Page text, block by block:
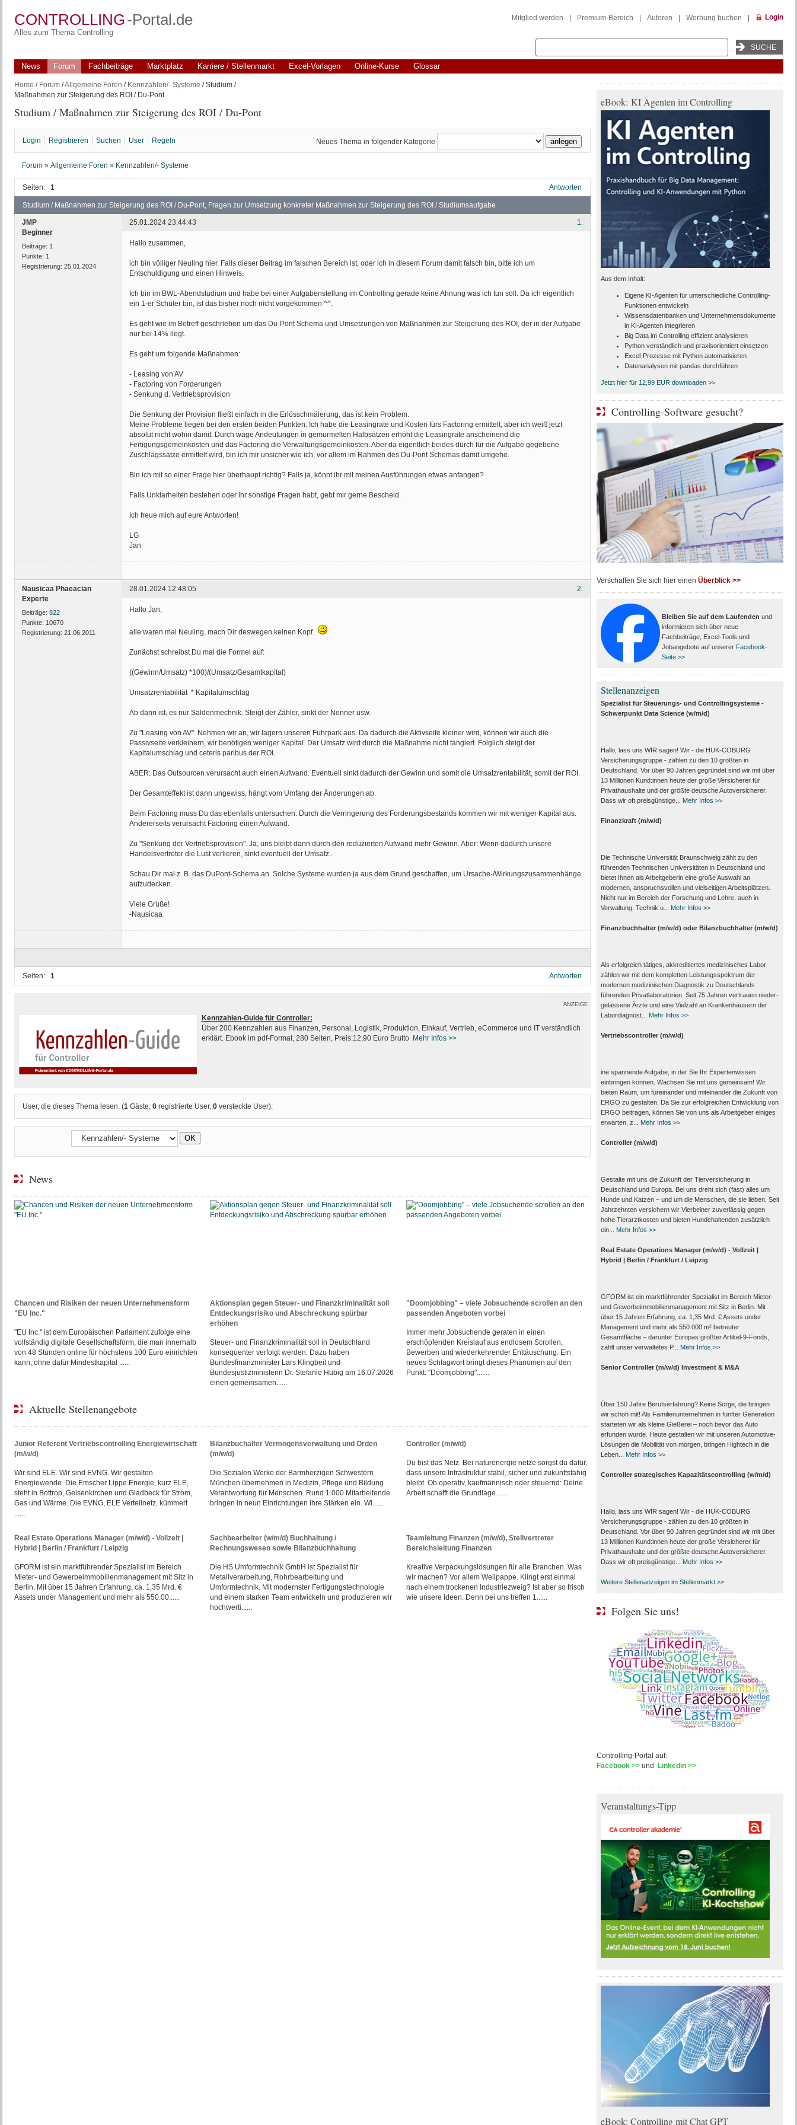
CONTROLLING-Portal.de
Alles zum Thema Controlling
Mitglied werden Premium-Bereich Autoren Werbung buchen Login
News Forum Fachbeiträge Marktplatz Karriere / Stellenmarkt Excel-Vorlagen Online-Kurse Glossar
Home / Forum/Allgemeine Foren / Kennzahlen/- Systeme / Studium /
Maßnahmen zur Steigerung des ROI / Du-Pont
Studium / Maßnahmen zur Steigerung des ROI / Du-Pont
Login Registrieren Suchen User Regeln Neues Thema in folgender Kategorie
Forum » Allgemeine Foren » Kennzahlen/- Systeme
Seiten: 1 Antworten
Studium / Maßnahmen zur Steigerung des ROI / Du-Pont, Fragen zur Umsetzung konkreter Maßnahmen zur Steigerung des ROI / Studiumsaufgabe
JMP
Beginner
Beiträge: 1
Punkte: 1
Registrierung: 25.01.2024
1.
25.01.2024 23:44:43
Hallo zusammen,
ich bin völliger Neuling hier. Falls dieser Beitrag im falschen Bereich ist, oder ich in diesem Forum damit falsch bin, bitte ich um
Entschuldigung und einen Hinweis.
Ich bin im BWL-Abendstudium und habe bei einer Aufgabenstellung im Controlling gerade keine Ahnung was ich tun soll. Da ich eigentlich
ein 1-er Schüler bin, ist das bisher noch nicht vorgekommen ^^.
Es geht wie im Betreff geschrieben um das Du-Pont Schema und Umsetzungen von Maßnahmen zur Steigerung des ROI, der in der Aufgabe
nur bei 14% liegt.
Es geht um folgende Maßnahmen:
- Leasing von AV
- Factoring von Forderungen
- Senkung d. Vertriebsprovision
Die Senkung der Provision fließt einfach in die Erlösschmälerung, das ist kein Problem.
Meine Probleme liegen bei den ersten beiden Punkten. Ich habe die Leasingrate und Kosten fürs Factoring ermittelt, aber ich weiß jetzt
absolut nicht wohin damit. Durch wage Andeutungen in gemurmelten Halbsätzen erhöht die Leasingrate anscheinend die
Fertigungsgemeinkosten und das Factoring die Verwaltungsgemeinkosten. Aber da eigentlich beides durch für die Aufgabe gegebene
Zuschlagssätze ermittelt wird, bin ich mir unsicher wie ich, vor allem im Rahmen des Du-Pont Schemas damit umgehe.
Bin ich mit so einer Frage hier überhaupt richtig? Falls ja, könnt ihr mit meinen Ausführungen etwas anfangen?
Falls Unklarheiten bestehen oder ihr sonstige Fragen habt, gebt mir gerne Bescheid.
Ich freue mich auf eure Antworten!
LG
Jan
Nausicaa Phaeacian
Experte
Beiträge: 822
Punkte: 10670
Registrierung: 21.06.2011
2.
28.01.2024 12:48:05
Hallo Jan,
alle waren mal Neuling, mach Dir deswegen keinen Kopf.
Zunächst schreibst Du mal die Formel auf:
((Gewinn/Umsatz) *100)/(Umsatz/Gesamtkapital)
Umsatzrentabilität * Kapitalumschlag
Ab dann ist, es nur Saldenmechnik. Steigt der Zähler, sinkt der Nenner usw.
Zu "Leasing von AV". Nehmen wir an, wir lagern unseren Fuhrpark aus. Da dadurch die Aktivseite kleiner wird, können wir auch die
Passivseite verkleinern, wir benötigen weniger Kapital. Der Umsatz wird durch die Maßnahme nicht tangiert. Folglich steigt der
Kapitalumschlag und ceteris paribus der ROI.
ABER: Das Outsourcen verursacht auch einen Aufwand. Eventuell sinkt dadurch der Gewinn und somit die Umsatzrentabilität, somit der ROI.
Der Gesamteffekt ist dann ungewiss, hängt vom Umfang der Änderungen ab.
Beim Factoring muss Du das ebenfalls untersuchen. Durch die Verringerung des Forderungsbestands kommen wir mit weniger Kapital aus.
Andererseits verursacht Factoring einen Aufwand.
Zu "Senkung der Vertriebsprovision". Ja, uns bleibt dann durch den reduzierten Aufwand mehr Gewinn. Aber: Wenn dadurch unsere
Handelsvertreter die Lust verlieren, sinkt eventuell der Umsatz..
Schau Dir mal z. B. das DuPont-Schema an. Solche Systeme wurden ja aus dem Grund geschaffen, um Ursache-/Wirkungszusammenhänge
aufzudecken.
Viele Grüße!
-Nausicaa
Seiten: 1 Antworten
ANZEIGE
Kennzahlen-Guide für Controller:
Über 200 Kennzahlen aus Finanzen, Personal, Logistik, Produktion, Einkauf, Vertrieb, eCommerce und IT verständlich
erklärt. Ebook im pdf-Format, 280 Seiten, Preis:12,90 Euro Brutto Mehr Infos>>
User, die dieses Thema lesen. (1 Gäste, 0registrierte User, 0versteckte User):
News
Chancen und Risiken der neuen Unternehmensform
"EU Inc."
"EU Inc." ist dem Europäischen Parlament zufolge eine
vollständig digitale Gesellschaftsform, die man innerhalb
von 48 Stunden online für höchstens 100 Euro einrichten
kann, ohne dafür Mindestkapital ......
Aktionsplan gegen Steuer- und Finanzkriminalität soll
Entdeckungsrisiko und Abschreckung spürbar
erhöhen
Steuer- und Finanzkriminalität soll in Deutschland
konsequenter verfolgt werden. Dazu haben
Bundesfinanzminister Lars Klingbeil und
Bundesjustizministerin Dr. Stefanie Hubig am 16.07.2026
einen gemeinsamen......
"Doomjobbing" – viele Jobsuchende scrollen an den
passenden Angeboten vorbei
Immer mehr Jobsuchende geraten in einen
erschöpfenden Kreislauf aus endlosem Scrollen,
Bewerben und wiederkehrender Enttäuschung. Ein
neues Schlagwort bringt dieses Phänomen auf den
Punkt: "Doomjobbing".......
Aktuelle Stellenangebote
Junior Referent Vertriebscontrolling Energiewirtschaft
(m/w/d)
Wir sind ELE. Wir sind EVNG. Wir gestalten
Energiewende. Die Emscher Lippe Energie, kurz ELE,
steht in Bottrop, Gelsenkirchen und Gladbeck für Strom,
Gas und Wärme. Die EVNG, ELE Verteilnetz, kümmert
......
Bilanzbuchalter Vermögensverwaltung und Orden
(m/w/d)
Die Sozialen Werke der Barmherzigen Schwestern
München übernehmen in Medizin, Pflege und Bildung
Verantwortung für Menschen. Rund 1.000 Mitarbeitende
bringen in neun Einrichtungen ihre Stärken ein. Wi......
Controller (m/w/d)
Du bist das Netz. Bei naturenergie netze sorgst du dafür,
dass unsere Infrastruktur stabil, sicher und zukunftsfähig
bleibt. Ob operativ, kaufmännisch oder steuernd: Deine
Arbeit schafft die Grundlage......
Real Estate Operations Manager (m/w/d) - Vollzeit |
Hybrid | Berlin / Frankfurt / Leipzig
GFORM ist ein marktführender Spezialist im Bereich
Mieter- und Gewerbeimmobilienmanagement mit Sitz in
Berlin. Mit über 15 Jahren Erfahrung, ca. 1,35 Mrd. €
Assets under Management und mehr als 550.00......
Sachbearbeiter (w/m/d) Buchhaltung /
Rechnungswesen sowie Bilanzbuchhaltung
Die HS Umformtechnik GmbH ist Spezialist für
Metallverarbeitung, Rohrbearbeitung und
Umformtechnik. Mit modernster Fertigungstechnologie
und einem starken Team entwickeln und produzieren wir
hochwerti......
Teamleitung Finanzen (m/w/d), Stellvertreter
Bereichsleitung Finanzen
Kreative Verpackungslösungen für alle Branchen. Was
wir machen? Vor allem Wellpappe. Klingt erst einmal
nach einem trockenen Industriezweig? Ist aber so frisch
wie unsere Ideen. Denn bei uns treffen 1......
eBook: KI Agenten im Controlling
Aus dem Inhalt:
Eigene KI-Agenten für unterschiedliche Controlling-
Funktionen entwickeln
Wissensdatenbanken und Unternehmensdokumente
in KI-Agenten integrieren
Big Data im Controlling effizient analysieren
Python verständlich und praxisorientiert einsetzen
Excel-Prozesse mit Python automatisieren
Datenanalysen mit pandas durchführen
Jetzt hier für 12,99 EUR downloaden >>
Controlling-Software gesucht?
Verschaffen Sie sich hier einen Überblick >>
Bleiben Sie auf dem Laufenden und
informieren sich über neue
Fachbeiträge, Excel-Tools und
Jobangebote auf unserer Facebook-
Seite >>
Stellenanzeigen
Spezialist für Steuerungs- und Controllingsysteme -
Schwerpunkt Data Science (w/m/d)
Hallo, lass uns WIR sagen! Wir - die HUK-COBURG
Versicherungsgruppe - zählen zu den 10 größten in
Deutschland. Vor über 90 Jahren gegründet sind wir mit über
13 Millionen Kund:innen heute der große Versicherer für
Privathaushalte und der größte deutsche Autoversicherer.
Dass wir oft preisgünstige...
Mehr Infos >>
Finanzkraft (m/w/d)
Die Technische Universität Braunschweig zählt zu den
führenden Technischen Universitäten in Deutschland und
bietet Ihnen als Arbeit­geberin eine große Auswahl an
modernen, anspruchsvollen und vielseitigen Arbeits­plätzen.
Nicht nur im Bereich der Forschung und Lehre, auch in
Verwaltung, Technik u...
Mehr Infos >>
Finanzbuchhalter (m/w/d) oder Bilanzbuchhalter (m/w/d)
Als erfolgreich tätiges, akkreditiertes medizinisches Labor
zählen wir mit dem kompletten Leistungs­spektrum der
modernen medizinischen Diagnostik zu Deutschlands
führenden Privat­laboratorien. Seit 75 Jahren vertrauen nieder­
gelassene Ärzte und eine Vielzahl an Kranken­häusern der
Labor­diagnost...
Mehr Infos >>
Vertriebscontroller (m/w/d)
ine spannende Aufgabe, in der Sie Ihr Expertenwissen
einbringen können. Wachsen Sie mit uns gemeinsam! Wir
bieten Raum, um füreinander und miteinander die Zukunft von
ERGO zu gestalten. Da Sie zur erfolgreichen Entwicklung von
ERGO beitragen, können Sie von uns als Arbeitgeber einiges
erwarten, z...
Mehr Infos >>
Controller (m/w/d)
Gestalte mit uns die Zukunft der Tierversicherung in
Deutschland und Europa. Bei uns dreht sich (fast) alles um
Hunde und Katzen – und um die Menschen, die sie lieben. Seit
Jahrzehnten versichern wir Vierbeiner zuverlässig gegen
hohe Tierarztkosten und bieten Hundehaltenden zusätzlich
ein...
Mehr Infos >>
Real Estate Operations Manager (m/w/d) - Vollzeit |
Hybrid | Berlin / Frankfurt / Leipzig
GFORM ist ein marktführender Spezialist im Bereich Mieter-
und Gewerbeimmobilienmanagement mit Sitz in Berlin. Mit
über 15 Jahren Erfahrung, ca. 1,35 Mrd. € Assets under
Management und mehr als 550.000 m² betreuter
Gesamtfläche – darunter Europas größter Artikel-9-Fonds,
zählt unser verwaltetes P...
Mehr Infos >>
Senior Controller (m/w/d) Investment & M&A
Über 150 Jahre Berufserfahrung? Keine Sorge, die bringen
wir schon mit! Als Familienunternehmen in fünfter Generation
starteten wir als kleine Gießerei – noch bevor das Auto
erfunden wurde. Heute gestalten wir mit unseren Automotive-
Lösungen die Mobilität von morgen, bringen Hightech in die
Leben...
Mehr Infos >>
Controller strategisches Kapazitätscontrolling (w/m/d)
Hallo, lass uns WIR sagen! Wir - die HUK-COBURG
Versicherungsgruppe - zählen zu den 10 größten in
Deutschland. Vor über 90 Jahren gegründet sind wir mit über
13 Millionen Kund:innen heute der große Versicherer für
Privathaushalte und der größte deutsche Autoversicherer.
Dass wir oft preisgünstige...
Mehr Infos >>
Weitere Stellenanzeigen im Stellenmarkt >>
Folgen Sie uns!
Controlling-Portal auf:
Facebook >>und Linkedin >>
Veranstaltungs-Tipp
eBook: Controlling mit Chat GPT